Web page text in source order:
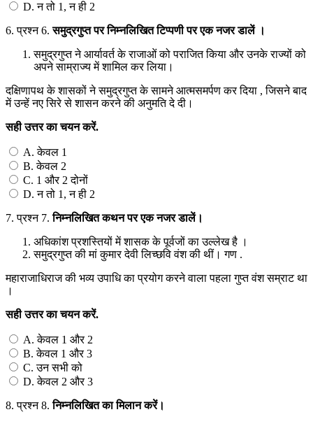
D. न तो 1, न ही 2
6.प्रश्न 6.समुद्रगुप्त पर निम्नलिखित टिप्पणी पर एक नजर डालें ।
समुद्रगुप्त ने आर्यावर्त के राजाओं को पराजित किया और उनके राज्यों को
अपने साम्राज्य में शामिल कर लिया।
दक्षिणापथ के शासकों ने समुद्रगुप्त के सामने आत्मसमर्पण कर दिया , जिसने बाद
में उन्हें नए सिरे से शासन करने की अनुमति दे दी।
सही उत्तर का चयन करें.
A. केवल 1
B. केवल 2
C. 1 और 2 दोनों
D. न तो 1, न ही 2
7.प्रश्न 7.निम्नलिखित कथन पर एक नजर डालें।
अधिकांश प्रशस्तियों में शासक के पूर्वजों का उल्लेख है ।
समुद्रगुप्त की मां कुमार देवी लिच्छवि वंश की थीं। गण .
महाराजाधिराज की भव्य उपाधि का प्रयोग करने वाला पहला गुप्त वंश सम्राट था
।
सही उत्तर का चयन करें.
A. केवल 1 और 2
B. केवल 1 और 3
C. उन सभी को
D. केवल 2 और 3
8.प्रश्न 8.निम्नलिखित का मिलान करें।